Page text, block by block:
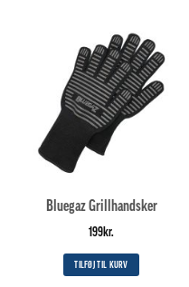
Bluegaz Grillhandsker
199kr.
TILFØJ TIL KURV